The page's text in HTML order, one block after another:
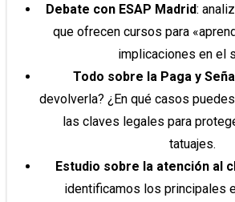
Debate con ESAP Madrid:
que ofrecen cursos para
implicaciones en el
Todo sobre la Paga y
devolverla? ¿En qué casos
las claves legales para
tatuajes.
Estudio sobre la atención al
identificamos los principales